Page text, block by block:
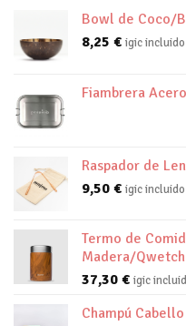
Bowl de Coco/
8,25 € igic incluido
Fiambrera
Raspador de
9,50 € igic incluido
Termo de
Madera/Qwetch
37,30 € igic
Champú